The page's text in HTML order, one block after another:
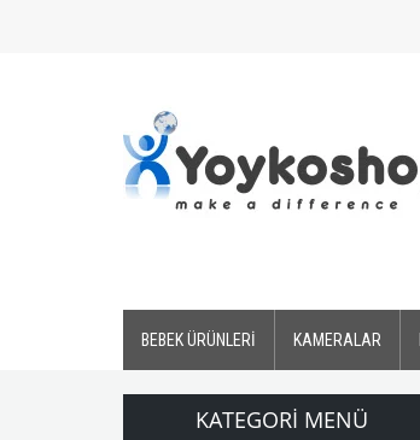
BEBEK ÜRÜNLERİ KAMERALAR
KATEGORI MENÜ